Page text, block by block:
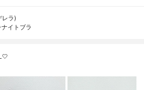
ラ)
イトブラ